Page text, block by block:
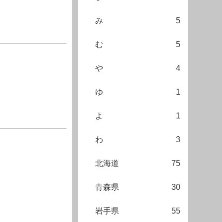
み 5
む 5
や 4
ゆ 1
よ 1
わ 3
北海道 75
青森県 30
岩手県 55